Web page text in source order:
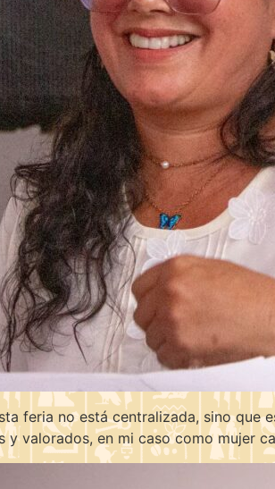
feria no está centralizada, sino
valorados, en mi caso como mujer